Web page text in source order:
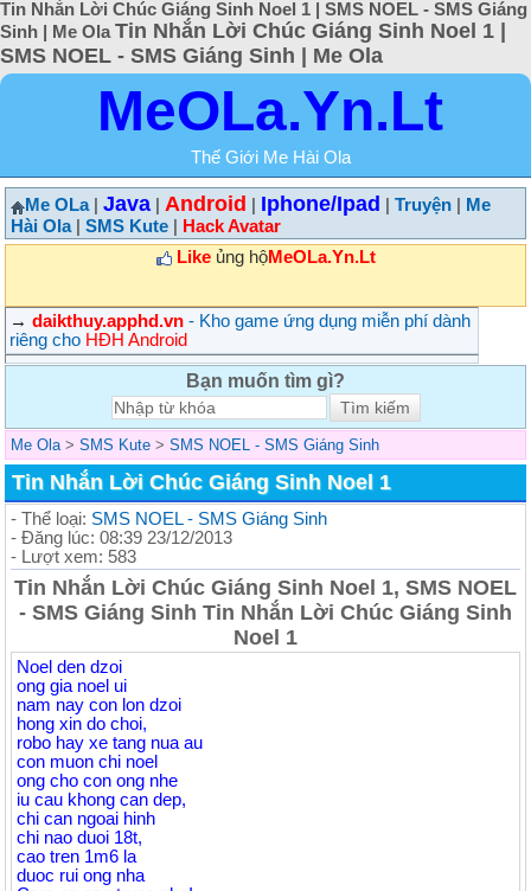
Tin Nhắn Lời Chúc Giáng Sinh Noel 1 | SMS NOEL - SMS Giáng
Sinh | Me Ola Tin Nhắn Lời Chúc Giáng Sinh Noel 1 |
SMS NOEL - SMS Giáng Sinh | Me Ola
MeOLa.Yn.Lt
Thế Giới Me Hài Ola
Me OLa| Java Android Iphone/Ipad Truyện
Me
Hài Ola| SMS Kute
Hack Avatar
Likeủng hộMeOLa.Yn.Lt
→ daikthuy.apphd.vn - Kho game ứng dụng miễn phí dành
riêng cho HĐH Android
Bạn muốn tìm gì?
Me Ola > SMS Kute > SMS NOEL - SMS Giáng Sinh
Tin Nhắn Lời Chúc Giáng Sinh Noel 1
- Thể loại: SMS NOEL - SMS Giáng Sinh
- Đăng lúc: 08:39 23/12/2013
- Lượt xem: 583
Tin Nhắn Lời Chúc Giáng Sinh Noel 1, SMS NOEL
- SMS Giáng Sinh Tin Nhắn Lời Chúc Giáng Sinh
Noel 1
Noel den dzoi
ong gia noel ui
nam nay con lon dzoi
hong xin do choi,
robo hay xe tang nua au
con muon chi noel
ong cho con ong nhe
iu cau khong can dep,
chi can ngoai hinh
chi nao duoi 18t,
cao tren 1m6 la
duoc rui ong nha